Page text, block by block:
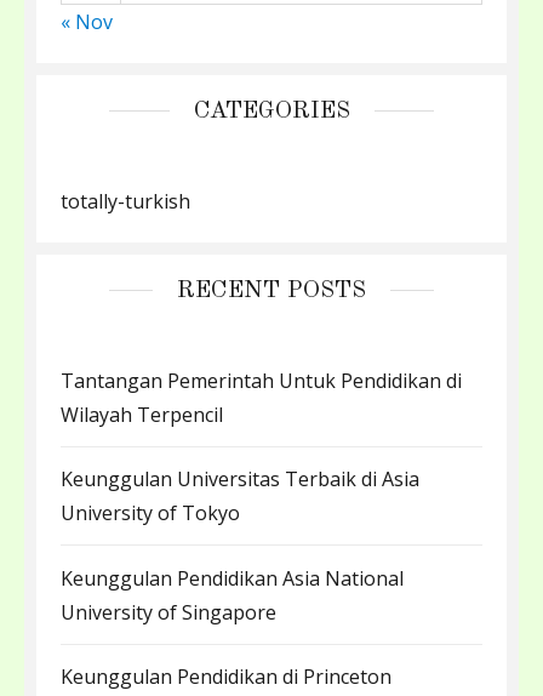
« Nov
CATEGORIES
totally-turkish
RECENT POSTS
Tantangan Pemerintah Untuk Pendidikan di
Wilayah Terpencil
Keunggulan Universitas Terbaik di Asia
University of Tokyo
Keunggulan Pendidikan Asia National
University of Singapore
Keunggulan Pendidikan di Princeton